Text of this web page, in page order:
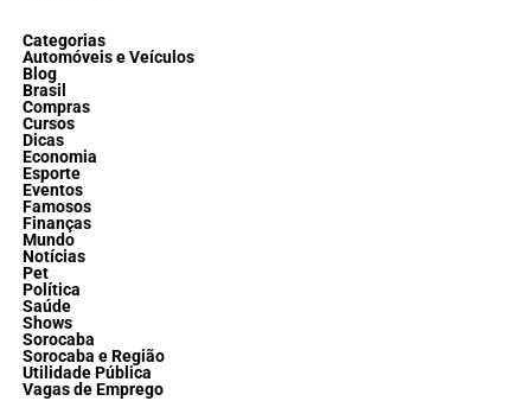
Categorias
Automóveis e Veículos
Blog
Brasil
Compras
Cursos
Dicas
Economia
Esporte
Eventos
Famosos
Finanças
Mundo
Notícias
Pet
Política
Saúde
Shows
Sorocaba
Sorocaba e Região
Utilidade Pública
Vagas de Emprego